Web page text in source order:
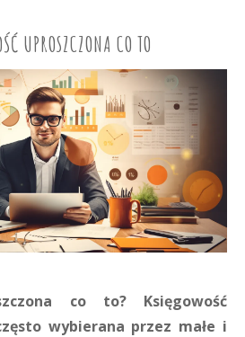
UPROSZCZONA CO TO
co to? Księgowość
wybierana przez małe i